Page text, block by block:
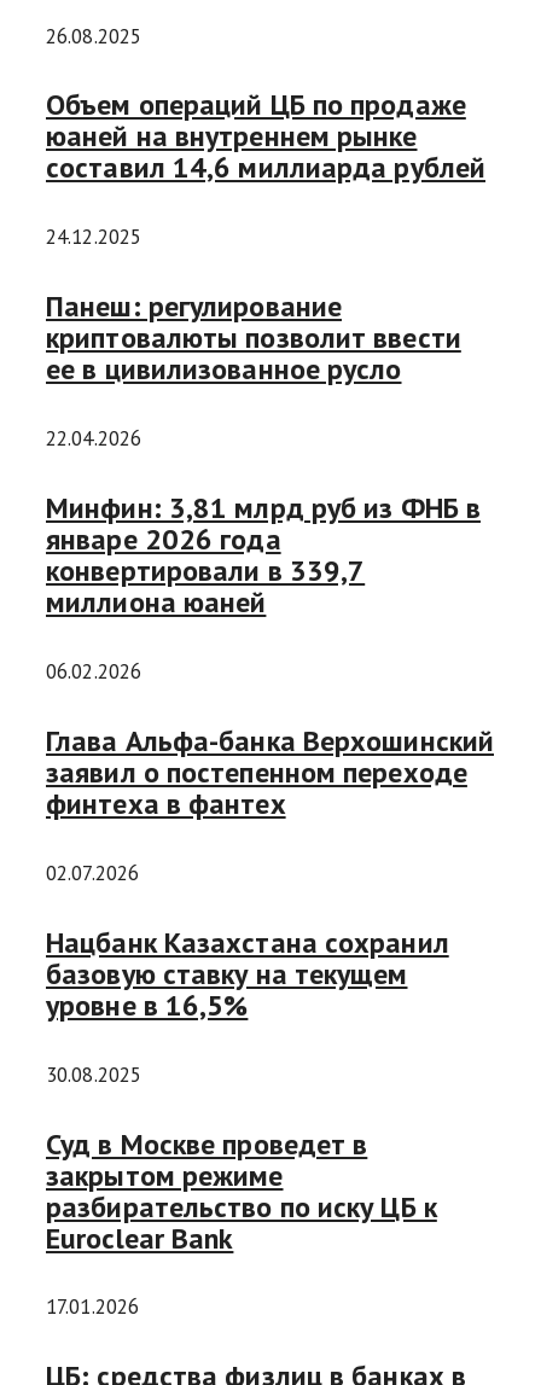
26.08.2025
Объем операций ЦБ по продаже
юаней на внутреннем рынке
составил 14,6 миллиарда рублей
24.12.2025
Панеш: регулирование
криптовалюты позволит ввести
ее в цивилизованное русло
22.04.2026
Минфин: 3,81 млрд руб из ФНБ в
январе 2026 года
конвертировали в 339,7
миллиона юаней
06.02.2026
Глава Альфа-банка Верхошинский
заявил о постепенном переходе
финтеха в фантех
02.07.2026
Нацбанк Казахстана сохранил
базовую ставку на текущем
уровне в 16,5%
30.08.2025
Суд в Москве проведет в
закрытом режиме
разбирательство по иску ЦБ к
Euroclear Bank
17.01.2026
ЦБ: средства физлиц в банках в